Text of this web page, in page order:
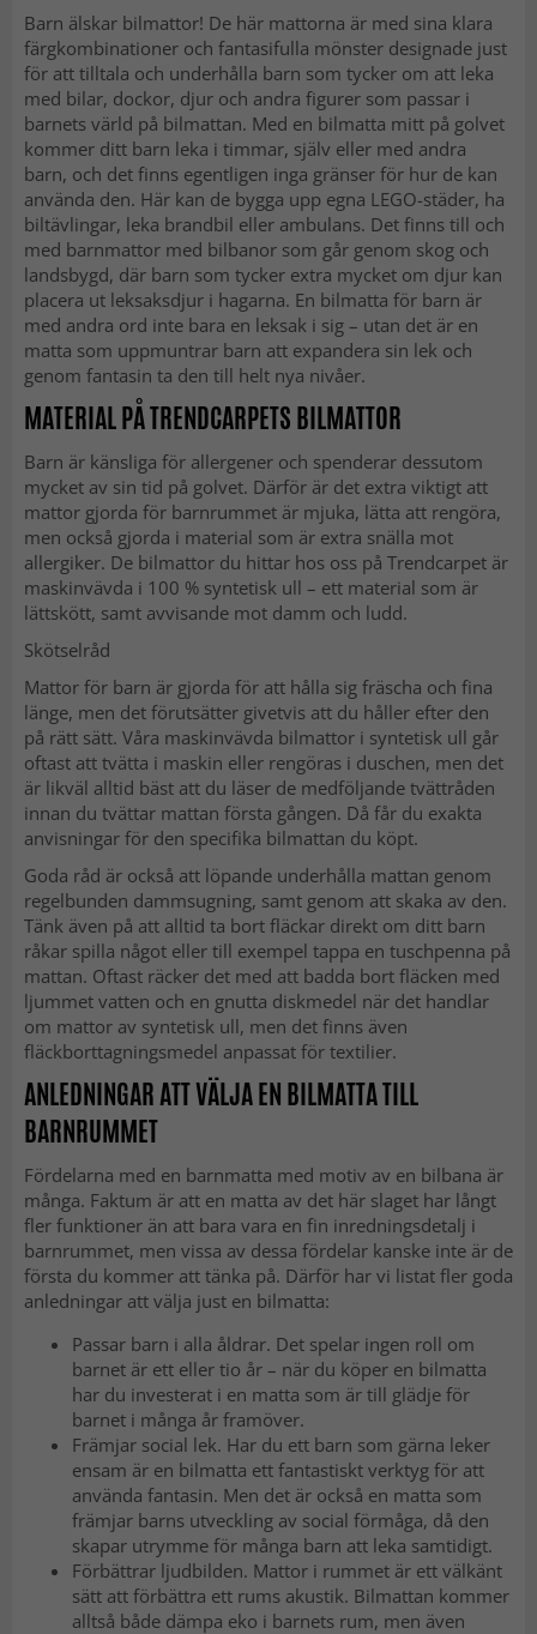
Barn älskar bilmattor! De här mattorna är med sina klara
färgkombinationer och fantasifulla mönster designade just
för att tilltala och underhålla barn som tycker om att leka
med bilar, dockor, djur och andra figurer som passar i
barnets värld på bilmattan. Med en bilmatta mitt på golvet
kommer ditt barn leka i timmar, själv eller med andra
barn, och det finns egentligen inga gränser för hur de kan
använda den. Här kan de bygga upp egna LEGO-städer, ha
biltävlingar, leka brandbil eller ambulans. Det finns till och
med barnmattor med bilbanor som går genom skog och
landsbygd, där barn som tycker extra mycket om djur kan
placera ut leksaksdjur i hagarna. En bilmatta för barn är
med andra ord inte bara en leksak i sig – utan det är en
matta som uppmuntrar barn att expandera sin lek och
genom fantasin ta den till helt nya nivåer.
MATERIAL PÅ TRENDCARPETS BILMATTOR
Barn är känsliga för allergener och spenderar dessutom
mycket av sin tid på golvet. Därför är det extra viktigt att
mattor gjorda för barnrummet är mjuka, lätta att rengöra,
men också gjorda i material som är extra snälla mot
allergiker. De bilmattor du hittar hos oss på Trendcarpet är
maskinvävda i 100 % syntetisk ull – ett material som är
lättskött, samt avvisande mot damm och ludd.
Skötselråd
Mattor för barn är gjorda för att hålla sig fräscha och fina
länge, men det förutsätter givetvis att du håller efter den
på rätt sätt. Våra maskinvävda bilmattor i syntetisk ull går
oftast att tvätta i maskin eller rengöras i duschen, men det
är likväl alltid bäst att du läser de medföljande tvättråden
innan du tvättar mattan första gången. Då får du exakta
anvisningar för den specifika bilmattan du köpt.
Goda råd är också att löpande underhålla mattan genom
regelbunden dammsugning, samt genom att skaka av den.
Tänk även på att alltid ta bort fläckar direkt om ditt barn
råkar spilla något eller till exempel tappa en tuschpenna på
mattan. Oftast räcker det med att badda bort fläcken med
ljummet vatten och en gnutta diskmedel när det handlar
om mattor av syntetisk ull, men det finns även
fläckborttagningsmedel anpassat för textilier.
ANLEDNINGAR ATT VÄLJA EN BILMATTA TILL
BARNRUMMET
Fördelarna med en barnmatta med motiv av en bilbana är
många. Faktum är att en matta av det här slaget har långt
fler funktioner än att bara vara en fin inredningsdetalj i
barnrummet, men vissa av dessa fördelar kanske inte är de
första du kommer att tänka på. Därför har vi listat fler goda
anledningar att välja just en bilmatta:
Passar barn i alla åldrar. Det spelar ingen roll om
barnet är ett eller tio år – när du köper en bilmatta
har du investerat i en matta som är till glädje för
barnet i många år framöver.
Främjar social lek. Har du ett barn som gärna leker
ensam är en bilmatta ett fantastiskt verktyg för att
använda fantasin. Men det är också en matta som
främjar barns utveckling av social förmåga, då den
skapar utrymme för många barn att leka samtidigt.
Förbättrar ljudbilden. Mattor i rummet är ett välkänt
sätt att förbättra ett rums akustik. Bilmattan kommer
alltså både dämpa eko i barnets rum, men även